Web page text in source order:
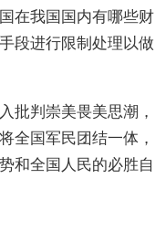
在我国国内有哪些财
段进行限制处理以做
判崇美畏美思潮，
全国军民团结一体，
和全国人民的必胜自